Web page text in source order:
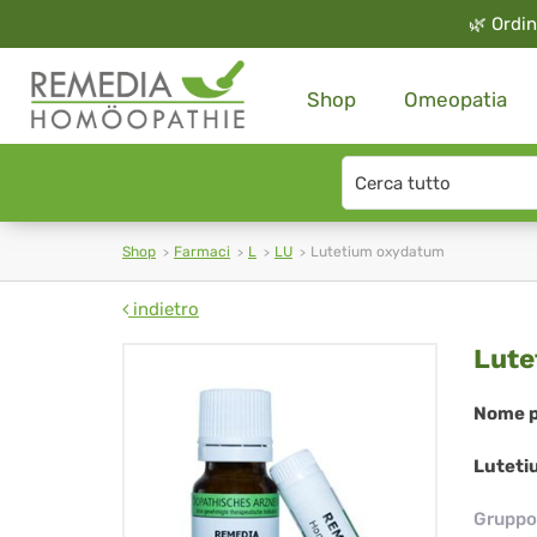
🌿
Shop Omeopatia
Search
type
Shop Farmaci L LU Lutetium oxydatum
indietro
Nome